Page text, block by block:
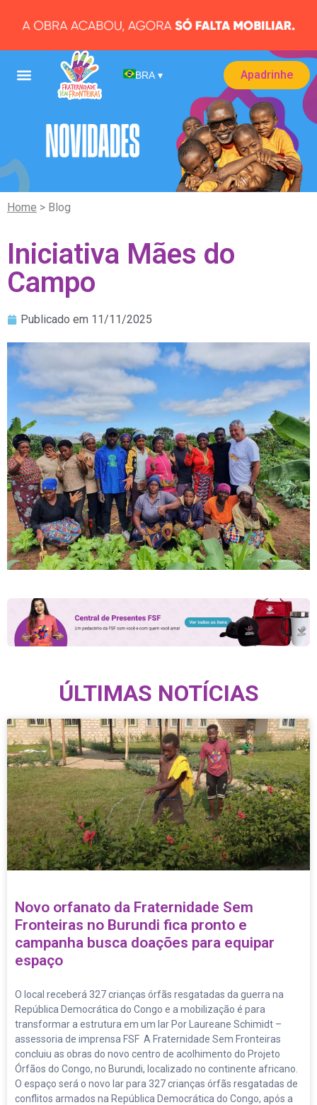
BRA ▾ Apadrinhe
Home > Blog
Iniciativa Mães do
Campo
Publicado em 11/11/2025
ÚLTIMAS NOTÍCIAS
Novo orfanato da Fraternidade Sem
Fronteiras no Burundi fica pronto e
campanha busca doações para equipar
espaço
O local receberá 327 crianças órfãs resgatadas da guerra na
República Democrática do Congo e a mobilização é para
transformar a estrutura em um lar Por Laureane Schimidt –
assessoria de imprensa FSF A Fraternidade Sem Fronteiras
concluiu as obras do novo centro de acolhimento do Projeto
Órfãos do Congo, no Burundi, localizado no continente africano.
O espaço será o novo lar para 327 crianças órfãs resgatadas de
conflitos armados na República Democrática do Congo, após a